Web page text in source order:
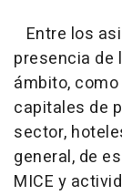
Entre los
presencia de
ámbito,
capitales de
sector,
general, de
MICE y